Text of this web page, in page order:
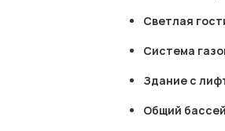
Светлая
Система
Здание с
Общий